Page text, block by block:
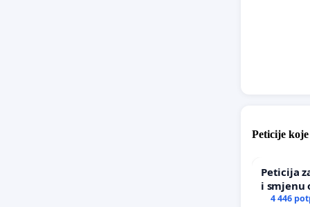
Peticije
Peticija
i smjenu
incident
4 446